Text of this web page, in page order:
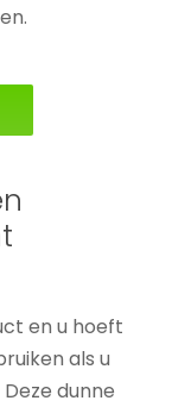
en u hoeft
als u
dunne